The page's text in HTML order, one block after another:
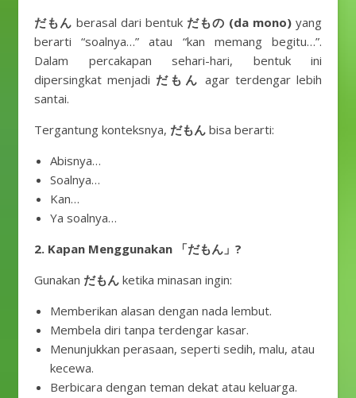
だもん berasal dari bentuk だもの (da mono) yang
berarti “soalnya…” atau “kan memang begitu…”.
Dalam percakapan sehari-hari, bentuk ini
dipersingkat menjadi だもん agar terdengar lebih
santai.
Tergantung konteksnya, だもん bisa berarti:
Abisnya…
Soalnya…
Kan…
Ya soalnya…
2. Kapan Menggunakan 「だもん」?
Gunakan だもん ketika minasan ingin:
Memberikan alasan dengan nada lembut.
Membela diri tanpa terdengar kasar.
Menunjukkan perasaan, seperti sedih, malu, atau
kecewa.
Berbicara dengan teman dekat atau keluarga.